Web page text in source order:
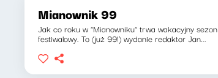
Mianownik 99
Jak co roku w "Mianowniku" trwa wakacyjny sezon
festiwalowy. To (już 99!) wydanie redaktor Jan...